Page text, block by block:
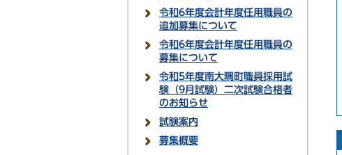
令和6年度会計年度任用職員の
追加募集について
令和6年度会計年度任用職員の
募集について
令和5年度南大隅町職員採用試
験（9月試験）二次試験合格者
のお知らせ
試験案内
募集概要